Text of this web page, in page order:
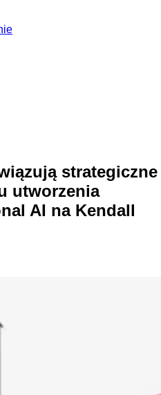
strategiczne
utworzenia
AI na Kendall